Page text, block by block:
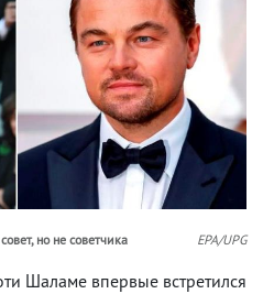
но не советчика EPA/UPG
Шаламе впервые встретился